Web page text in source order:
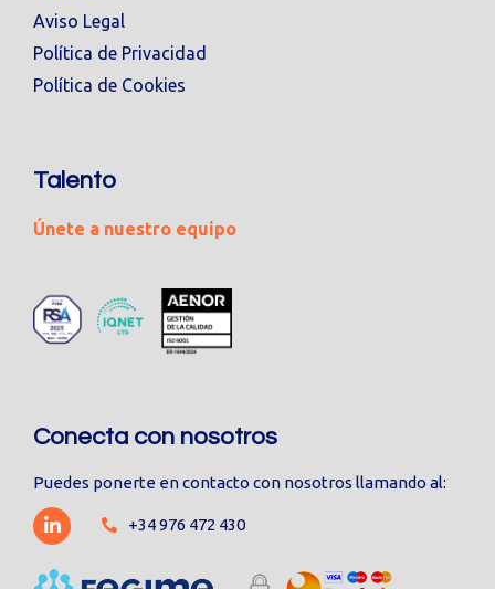
Aviso Legal
Política de Privacidad
Política de Cookies
Talento
Únete a nuestro equipo
Conecta con nosotros
Puedes ponerte en contacto con nosotros llamando al:
+34 976 472 430